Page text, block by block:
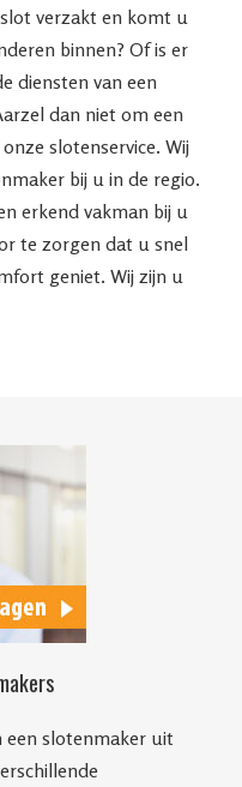
verzakt en komt u
binnen? Of is er
diensten van een
dan niet om een
slotenservice. Wij
bij u in de regio.
erkend vakman bij u
te zorgen dat u snel
geniet. Wij zijn u
een slotenmaker uit